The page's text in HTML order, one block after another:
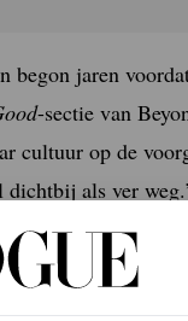
begon jaren
-sectie van
cultuur op de
als ver weg.’